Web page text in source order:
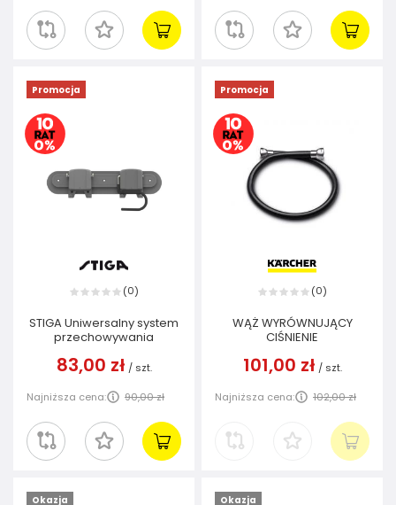
Promocja
(0)
STIGA Uniwersalny system
przechowywania
83,00 zł / szt.
Najniższa cena: 90,00 zł
Promocja
(0)
WĄŻ WYRÓWNUJĄCY
CIŚNIENIE
101,00 zł / szt.
Najniższa cena: 102,00 zł
Okazja Okazja